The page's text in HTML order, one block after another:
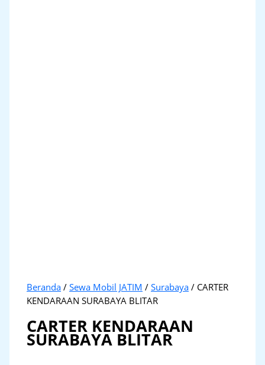
Beranda /Sewa Mobil JATIM /Surabaya / CARTER
KENDARAAN SURABAYA BLITAR
CARTER KENDARAAN
SURABAYA BLITAR